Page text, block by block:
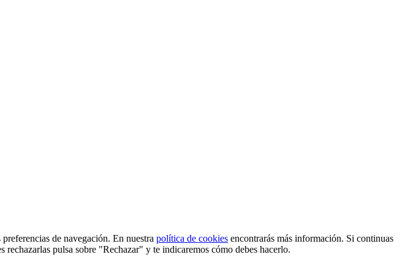
de navegación. En nuestra política de cookies encontrarás más información. Si continuas
pulsa sobre "Rechazar" y te indicaremos cómo debes hacerlo.